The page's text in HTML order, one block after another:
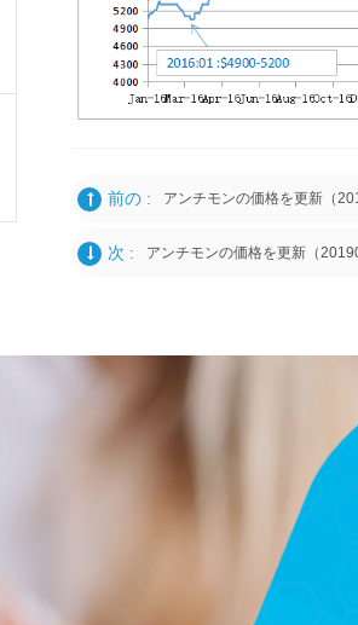
前の : アンチモンの価格を更新（
次 : アンチモンの価格を更新（